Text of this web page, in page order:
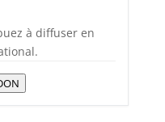
à diffuser en